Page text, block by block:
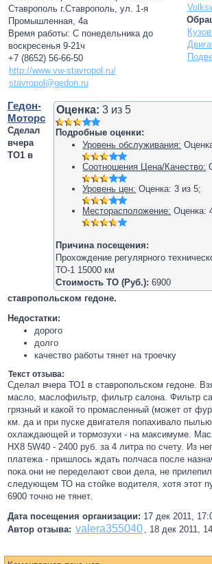
Ставрополь г.Ставрополь, ул. 1-я
Промышленная, 4а
Время работы: С понедельника до
воскресенья 9-21ч
+7 (8652) 56-66-50
http://www.vw-stavropol.ru/
stavropol@gedon.ru
Оценка: 3 из5
Подробные оценки:
Уровень обслуживания:
Соотношения Цена/Качество:
Уровень цен: Оценка:3 из5;
Месторасположение: Оценка:
Причина посещения:
Прохождение регулярного
ТО-1 15000 км
Стоимость ТО (Руб.): 6900
Гедон-
Моторс
Сделал
вчера
ТО1 в
ставропольском гедоне.
Недостатки:
дорого
долго
качество работы тянет на троечку
Текст отзыва:
Сделал вчера ТО1 в ставропольском гедоне.
масло, маслофильтр, фильтр салона. Фильтр
грязный и какой то промасленный (может от
км. да и при пуске двигателя попахивало
охлаждающей и тормозухи - на максимуме.
HX8 5W40 - 2400 руб. за 4 литра по счету. Из
платежа - пришлось ждать полчаса после
пока они не переделают свои дела, не
следующем ТО на стойке водителя, хотя этот
6900 точно не тянет.
Дата посещения организации: 17 дек 2011,
Автор отзыва: valera355040 , 18 дек 2011,